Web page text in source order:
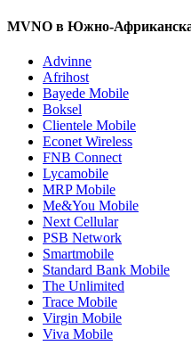
MVNO в Южно-
Advinne
Afrihost
Bayede Mobile
Boksel
Clientele Mobile
Econet Wireless
FNB Connect
Lycamobile
MRP Mobile
Me&You Mobile
Next Cellular
PSB Network
Smartmobile
Standard Bank Mobile
The Unlimited
Trace Mobile
Virgin Mobile
Viva Mobile